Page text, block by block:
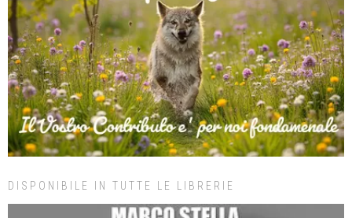
DISPONIBILE IN TUTTE LE LIBRERIE